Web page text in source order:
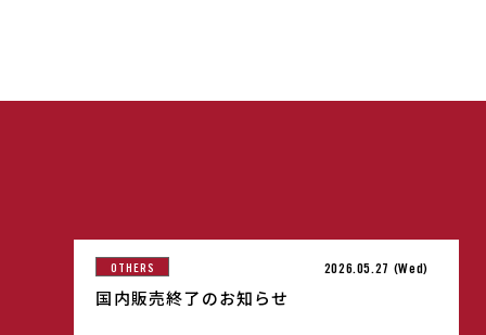
OTHERS 2026.05.27 (Wed)
国内販売終了のお知らせ